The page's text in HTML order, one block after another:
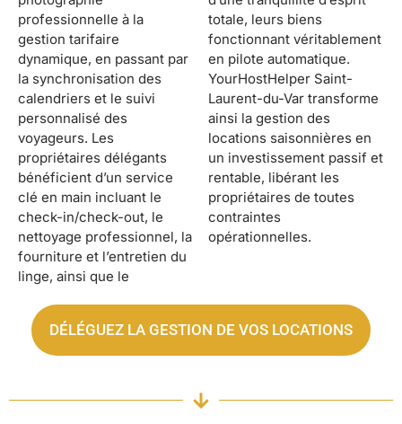
professionnelle à la
gestion tarifaire
dynamique, en passant par
la synchronisation des
calendriers et le suivi
personnalisé des
voyageurs. Les
propriétaires délégants
bénéficient d’un service
clé en main incluant le
check-in/check-out, le
nettoyage professionnel, la
fourniture et l’entretien du
linge, ainsi que le
totale, leurs biens
fonctionnant véritablement
en pilote automatique.
YourHostHelper Saint-
Laurent-du-Var transforme
ainsi la gestion des
locations saisonnières en
un investissement passif et
rentable, libérant les
propriétaires de toutes
contraintes
opérationnelles.
DÉLÉGUEZ LA GESTION DE VOS LOCATIONS